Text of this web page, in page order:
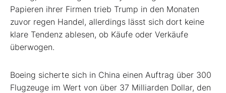
Papieren ihrer Firmen trieb Trump in den Monaten
zuvor regen Handel, allerdings lässt sich dort keine
klare Tendenz ablesen, ob Käufe oder Verkäufe
überwogen.
Boeing sicherte sich in China einen Auftrag über 300
Flugzeuge im Wert von über 37 Milliarden Dollar, den